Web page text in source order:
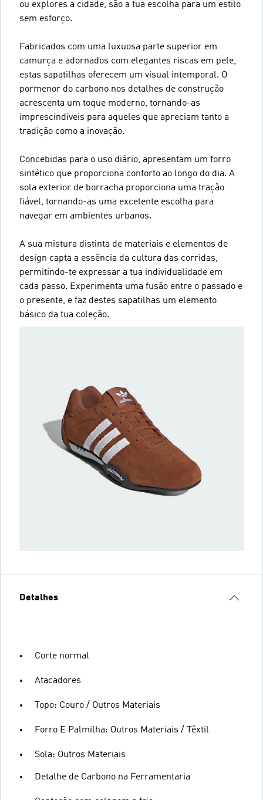
ou explores a cidade, são a tua escolha para um estilo
sem esforço.
Fabricados com uma luxuosa parte superior em
camurça e adornados com elegantes riscas em pele,
estas sapatilhas oferecem um visual intemporal. O
pormenor do carbono nos detalhes de construção
acrescenta um toque moderno, tornando-as
imprescindíveis para aqueles que apreciam tanto a
tradição como a inovação.
Concebidas para o uso diário, apresentam um forro
sintético que proporciona conforto ao longo do dia. A
sola exterior de borracha proporciona uma tração
fiável, tornando-as uma excelente escolha para
navegar em ambientes urbanos.
A sua mistura distinta de materiais e elementos de
design capta a essência da cultura das corridas,
permitindo-te expressar a tua individualidade em
cada passo. Experimenta uma fusão entre o passado e
o presente, e faz destes sapatilhas um elemento
básico da tua coleção.
Detalhes
Corte normal
Atacadores
Topo: Couro / Outros Materiais
Forro E Palmilha: Outros Materiais / Têxtil
Sola: Outros Materiais
Detalhe de Carbono na Ferramentaria